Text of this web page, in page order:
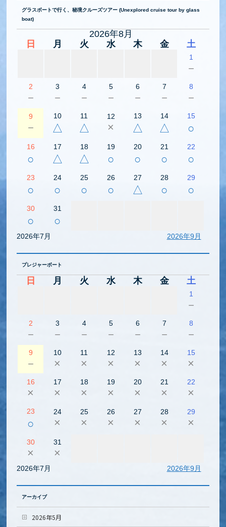
グラスボートで行く、秘境クルーズツアー (Unexplored cruise tour by glass
boat)
2026年8月
日
月 火 水 木 金 土
1
－
2
－
3
－
4
－
5
－
6
－
7
－
8
－
9
－
10
△
11
△
12
×
13
△
14
△
15
○
16
○
17
△
18
△
19
○
20
○
21
○
22
○
23
○
24
○
25
○
26
○
27
△
28
○
29
○
30
○
31
○
2026年7月 2026年9月
プレジャーボート
日 月 火 水 木 金 土
1
－
2
－
3
－
4
－
5
－
6
－
7
－
8
－
9
－
10
×
11
×
12
×
13
×
14
×
15
×
16
×
17
×
18
×
19
×
20
×
21
×
22
×
23
○
24
×
25
×
26
×
27
×
28
×
29
×
30
×
31
×
2026年7月 2026年9月
アーカイブ
2026年5月